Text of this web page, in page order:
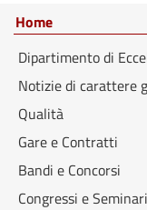
Home
Dipartimento di
Notizie di carattere
Qualità
Gare e Contratti
Bandi e Concorsi
Congressi e Seminari